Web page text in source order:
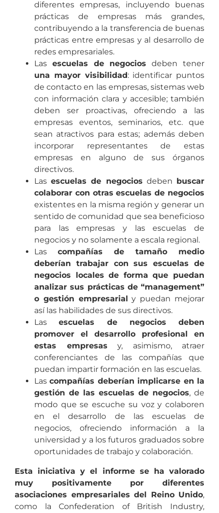
diferentes empresas, incluyendo buenas
prácticas de empresas más grandes,
contribuyendo a la transferencia de buenas
prácticas entre empresas y al desarrollo de
redes empresariales.
Las escuelas de negocios deben tener
una mayor visibilidad: identificar puntos
de contacto en las empresas, sistemas web
con información clara y accesible; también
deben ser proactivas, ofreciendo a las
empresas eventos, seminarios, etc. que
sean atractivos para estas; además deben
incorporar representantes de estas
empresas en alguno de sus órganos
directivos.
Lasescuelas de negocios deben buscar
colaborar con otras escuelas de negocios
existentes en la misma región y generar un
sentido de comunidad que sea beneficioso
para las empresas y las escuelas de
negocios y no solamente a escala regional.
Las compañías de tamaño medio
deberían trabajar con sus escuelas de
negocios locales de forma que puedan
analizar sus prácticas de “management”
o gestión empresarial y puedan mejorar
así las habilidades de sus directivos.
Lasescuelas de negocios deben
promover el desarrollo profesional en
estas empresas y, asimismo, atraer
conferenciantes de las compañías que
puedan impartir formación en las escuelas.
Lascompañías deberían implicarse en la
gestión de las escuelas de negocios, de
modo que se escuche su voz y colaboren
en el desarrollo de las escuelas de
negocios, ofreciendo información a la
universidad y a los futuros graduados sobre
oportunidades de trabajo y colaboración.
Esta iniciativa y el informe se ha valorado
muy positivamente por diferentes
asociaciones empresariales del Reino Unido,
como la Confederation of British Industry,